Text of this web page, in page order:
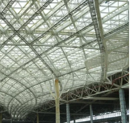
và biến đổi
chia cắt nhiều